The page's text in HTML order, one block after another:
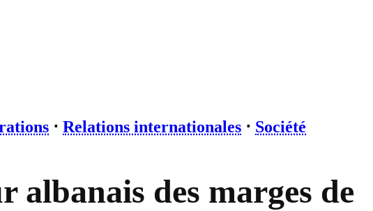
⋅ Relations internationales ⋅ Société
des marges de